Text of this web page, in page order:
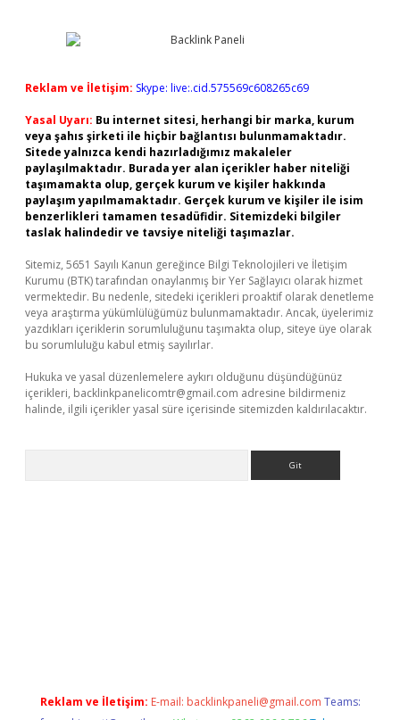
Reklam ve İletişim: Skype: live:.cid.575569c608265c69
Yasal Uyarı: Bu internet sitesi, herhangi bir marka, kurum
veya şahıs şirketi ile hiçbir bağlantısı bulunmamaktadır.
Sitede yalnızca kendi hazırladığımız makaleler
paylaşılmaktadır. Burada yer alan içerikler haber niteliği
taşımamakta olup, gerçek kurum ve kişiler hakkında
paylaşım yapılmamaktadır. Gerçek kurum ve kişiler ile isim
benzerlikleri tamamen tesadüfidir. Sitemizdeki bilgiler
taslak halindedir ve tavsiye niteliği taşımazlar.
Sitemiz, 5651 Sayılı Kanun gereğince Bilgi Teknolojileri ve İletişim
Kurumu (BTK) tarafından onaylanmış bir Yer Sağlayıcı olarak hizmet
vermektedir. Bu nedenle, sitedeki içerikleri proaktif olarak denetleme
veya araştırma yükümlülüğümüz bulunmamaktadır. Ancak, üyelerimiz
yazdıkları içeriklerin sorumluluğunu taşımakta olup, siteye üye olarak
bu sorumluluğu kabul etmiş sayılırlar.
Hukuka ve yasal düzenlemelere aykırı olduğunu düşündüğünüz
içerikleri, backlinkpanelicomtr@gmail.com adresine bildirmeniz
halinde, ilgili içerikler yasal süre içerisinde sitemizden kaldırılacaktır.
Reklam ve İletişim: E-mail: backlinkpaneli@gmail.com Teams: